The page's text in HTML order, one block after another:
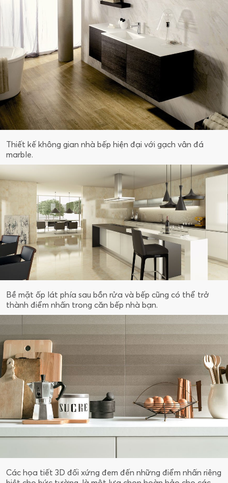
Thiết kế không gian nhà bếp hiện đại với gạch vân đá
marble.
Bề mặt ốp lát phía sau bồn rửa và bếp cũng có thể trở
thành điểm nhấn trong căn bếp nhà bạn.
Các họa tiết 3D đối xứng đem đến những điểm nhấn riêng